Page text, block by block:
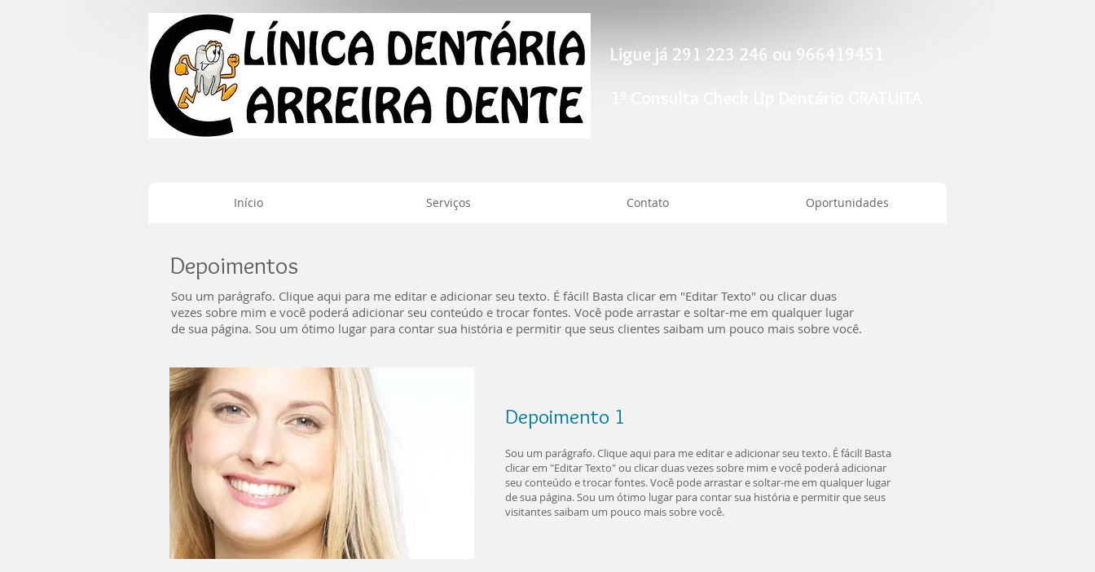
Ligue já 291 223 246 ou 966419451
Início Serviços Contato Oportunidades
Depoimentos
Sou um parágrafo. Clique aqui para me editar e adicionar seu texto. É fácil! Basta clicar em "Editar Texto" ou clicar duas
vezes sobre mim e você poderá adicionar seu conteúdo e trocar fontes. Você pode arrastar e soltar-me em qualquer lugar
de sua página. Sou um ótimo lugar para contar sua história e permitir que seus clientes saibam um pouco mais sobre você.
Depoimento 1
Sou um parágrafo. Clique aqui para me editar e adicionar seu texto. É fácil! Basta
clicar em "Editar Texto" ou clicar duas vezes sobre mim e você poderá adicionar
seu conteúdo e trocar fontes. Você pode arrastar e soltar-me em qualquer lugar
de sua página. Sou um ótimo lugar para contar sua história e permitir que seus
visitantes saibam um pouco mais sobre você.